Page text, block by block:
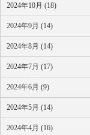
2024年10月 (18)
2024年9月 (14)
2024年8月 (14)
2024年7月 (17)
2024年6月 (9)
2024年5月 (14)
2024年4月 (16)